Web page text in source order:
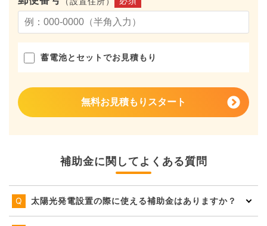
蓄電池とセットでお見積もり
無料お見積もりスタート
補助金に関してよくある質問
太陽光発電設置の際に使える補助金はありますか？